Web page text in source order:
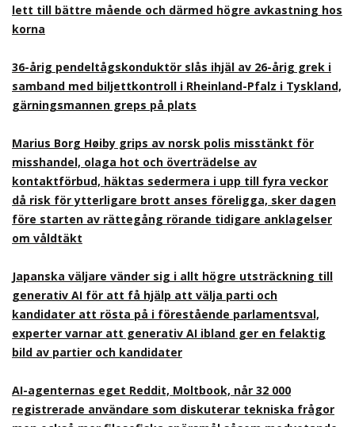
lett till bättre mående och därmed högre avkastning hos
korna
36-årig pendeltågskonduktör slås ihjäl av 26-årig grek i
samband med biljettkontroll i Rheinland-Pfalz i Tyskland,
gärningsmannen greps på plats
Marius Borg Høiby grips av norsk polis misstänkt för
misshandel, olaga hot och överträdelse av
kontaktförbud, häktas sedermera i upp till fyra veckor
då risk för ytterligare brott anses föreligga, sker dagen
före starten av rättegång rörande tidigare anklagelser
om våldtäkt
Japanska väljare vänder sig i allt högre utsträckning till
generativ AI för att få hjälp att välja parti och
kandidater att rösta på i förestående parlamentsval,
experter varnar att generativ AI ibland ger en felaktig
bild av partier och kandidater
AI-agenternas eget Reddit, Moltbook, når 32 000
registrerade användare som diskuterar tekniska frågor